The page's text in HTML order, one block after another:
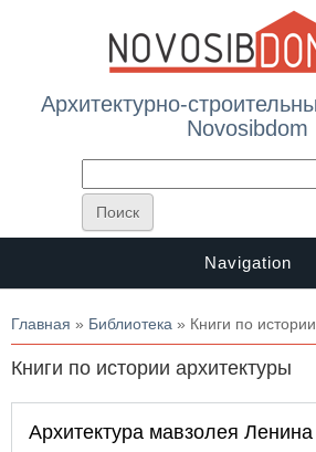
Архитектурно-
Novosibdom
Navigation
Вы здесь
Главная » Библиотека » Книги по
Книги по истории архитектуры
Архитектура мавзолея Ленина